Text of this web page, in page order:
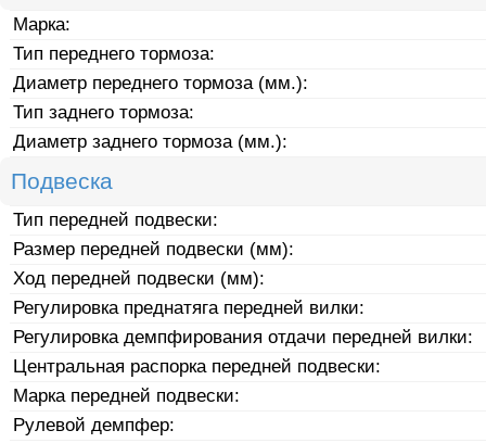
Марка:
Тип переднего тормоза:
Диаметр переднего тормоза (мм.):
Тип заднего тормоза:
Диаметр заднего тормоза (мм.):
Подвеска
Тип передней подвески:
Размер передней подвески (мм):
Ход передней подвески (мм):
Регулировка преднатяга передней вилки:
Регулировка демпфирования отдачи передней вилки:
Центральная распорка передней подвески:
Марка передней подвески:
Рулевой демпфер: